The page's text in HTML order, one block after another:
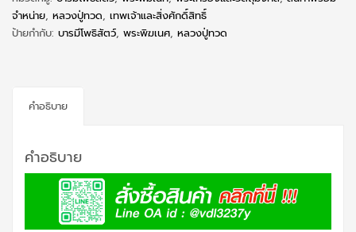
พิฆเนศ
รุ่น
ใหญ่
จำหน่าย, หลวงปู่ทวด, เทพเจ้าและสิ่งศักดิ์สิทธิ์
ป้ายกำกับ: บารมีโพธิสัตว์, พระพิฆเนศ, หลวงปู่ทวด
คำอธิบาย
คำอธิบาย